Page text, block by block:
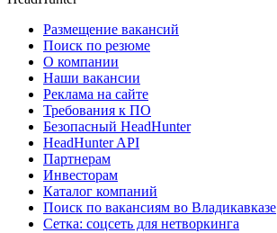
Размещение вакансий
Поиск по резюме
О компании
Наши вакансии
Реклама на сайте
Требования к ПО
Безопасный HeadHunter
HeadHunter API
Партнерам
Инвесторам
Каталог компаний
Поиск по вакансиям во Владикавказе
Сетка: соцсеть для нетворкинга